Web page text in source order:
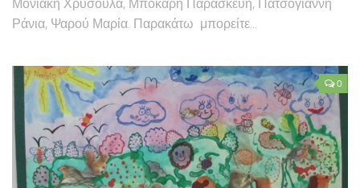
Μονιάκη Χρυσούλα, Μπόκαρη Παρασκευή, Πατσογιάννη
Ράνια, Ψαρού Μαρία. Παρακάτω μπορείτε...
0